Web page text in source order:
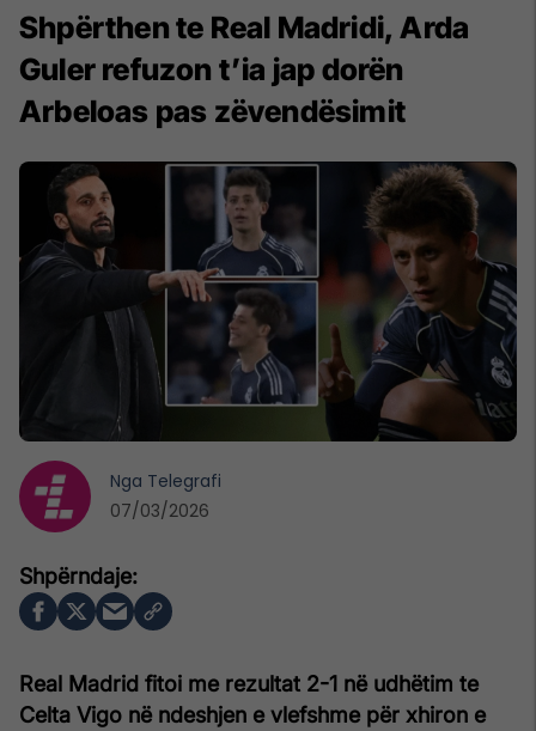
Shpërthen te Real Madridi, Arda
Guler refuzon t’ia jap dorën
Arbeloas pas zëvendësimit
Real Madrid fitoi me rezultat 2-1 në udhëtim te
Celta Vigo në ndeshjen e vlefshme për xhiron e
Nga Telegrafi
07/03/2026